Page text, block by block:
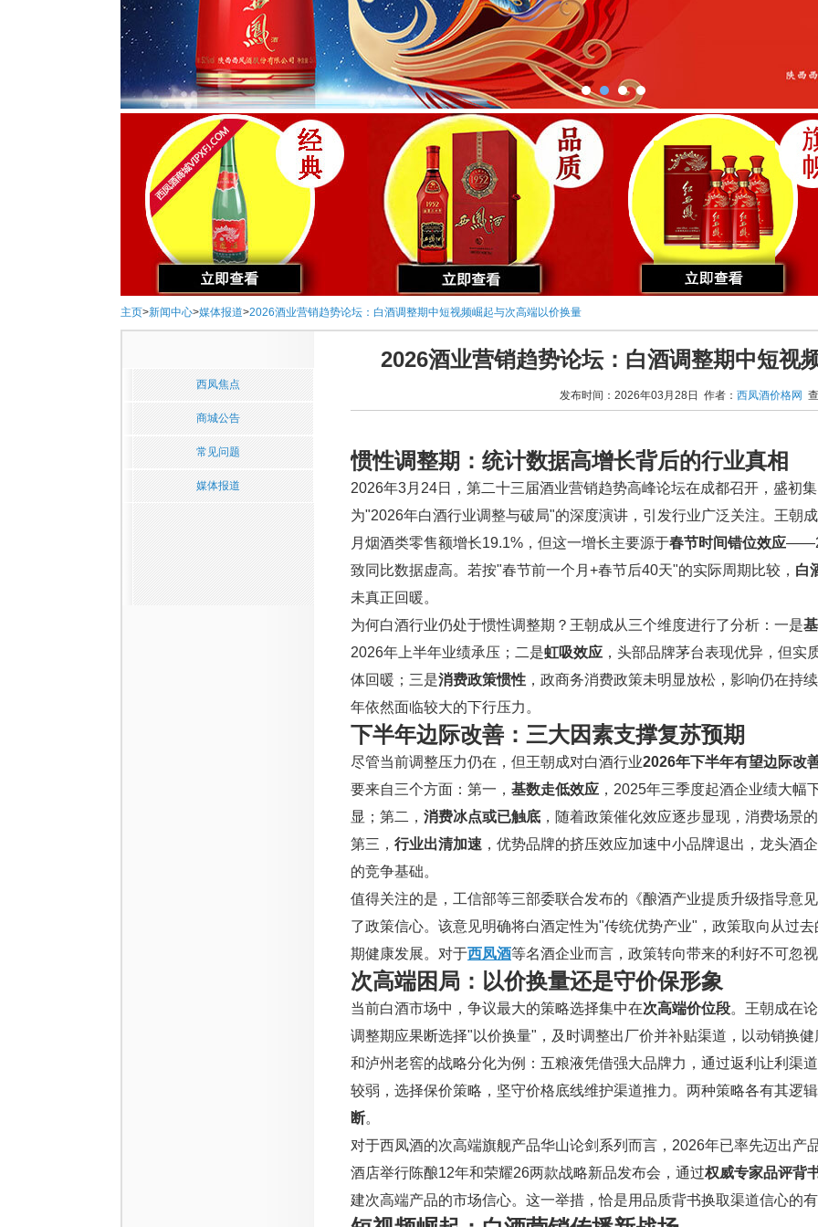
主页>新闻中心>媒体报道>2026酒业营销趋势论坛：白酒调整期中短视频崛起与次高端以价换量
西凤焦点
商城公告
常见问题
媒体报道
2026酒业营销趋势论坛：白酒调整期中短视
发布时间：2026年03月28日 作者： 西凤酒价格网
惯性调整期：统计数据高增长背后的行业真相
2026年3月24日，第二十三届酒业营销趋势高峰论坛在成都召开，盛初
为"2026年白酒行业调整与破局"的深度演讲，引发行业广泛关注。王朝
月烟酒类零售额增长19.1%，但这一增长主要源于春节时间错位效应
致同比数据虚高。若按"春节前一个月+春节后40天"的实际周期比较， 白
未真正回暖。
为何白酒行业仍处于惯性调整期？王朝成从三个维度进行了分析：一是
2026年上半年业绩承压；二是虹吸效应 ，头部品牌茅台表现优异，但实
体回暖；三是消费政策惯性 ，政商务消费政策未明显放松，影响仍在持
年依然面临较大的下行压力。
下半年边际改善：三大因素支撑复苏预期
尽管当前调整压力仍在，但王朝成对白酒行业2026年下半年有望边际改
要来自三个方面：第一， 基数走低效应 ，2025年三季度起酒企业绩大幅
显；第二， 消费冰点或已触底 ，随着政策催化效应逐步显现，消费场景
第三， 行业出清加速 ，优势品牌的挤压效应加速中小品牌退出，龙头酒
的竞争基础。
值得关注的是，工信部等三部委联合发布的《酿酒产业提质升级指导意
了政策信心。该意见明确将白酒定性为"传统优势产业"，政策取向从过
期健康发展。对于西凤酒等名酒企业而言，政策转向带来的利好不可忽
次高端困局：以价换量还是守价保形象
当前白酒市场中，争议最大的策略选择集中在次高端价位段。王朝成在
调整期应果断选择"以价换量"，及时调整出厂价并补贴渠道，以动销换
和泸州老窖的战略分化为例：五粮液凭借强大品牌力，通过返利让利渠
较弱，选择保价策略，坚守价格底线维护渠道推力。两种策略各有其逻
断。
对于西凤酒的次高端旗舰产品华山论剑系列而言，2026年已率先迈出
酒店举行陈酿12年和荣耀26两款战略新品发布会，通过权威专家品评背
建次高端产品的市场信心。这一举措，恰是用品质背书换取渠道信心的